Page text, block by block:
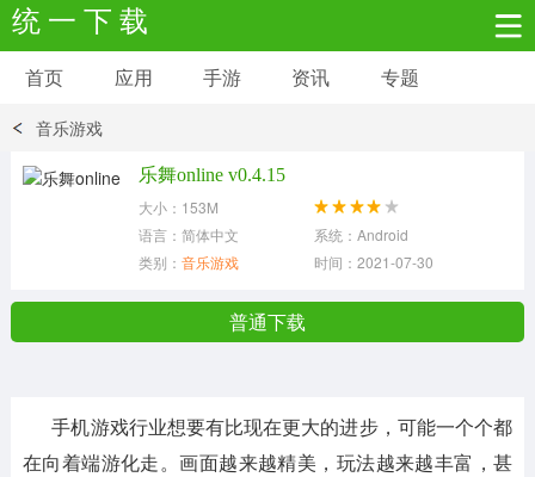
统 一 下 载
安卓应用 安卓游戏
系统工具 其它应用
首页 应用 手游 资讯 专题
音乐游戏
乐舞online v0.4.15
大小：153M
语言：简体中文
系统：Android
类别： 音乐游戏 时间：2021-07-30
普通下载
手机游戏行业想要有比现在更大的进步，可能一个个都
在向着端游化走。画面越来越精美，玩法越来越丰富，甚